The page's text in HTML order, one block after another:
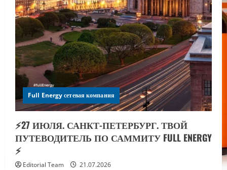
Full Energy сетевая компания
⚡️27 ИЮЛЯ. САНКТ-ПЕТЕРБУРГ. ТВОЙ
ПУТЕВОДИТЕЛЬ ПО САММИТУ FULL ENERGY
⚡️
Editorial Team 21.07.2026